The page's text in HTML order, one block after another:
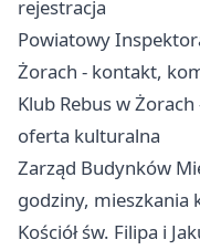
rejestracja
Powiatowy
Żorach - kontakt,
Klub Rebus w
oferta kulturalna
Zarząd Budynków
godziny, mieszkania
Kościół św. Filipa i